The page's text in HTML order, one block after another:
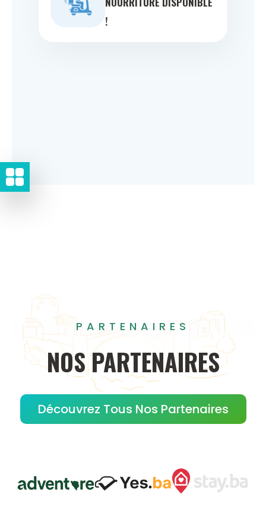
!
PARTENAIRES
NOS PARTENAIRES
Découvrez Tous Nos Partenaires